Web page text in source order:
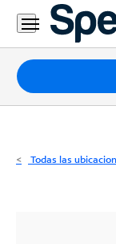
Residencial
Business
Paquetes
Internet
Todas las